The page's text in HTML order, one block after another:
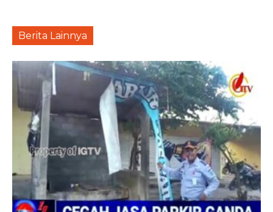
Berita Lainnya